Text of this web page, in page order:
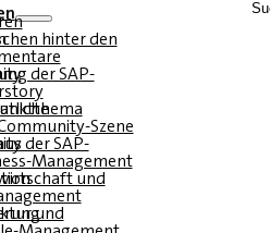
Szene
Management